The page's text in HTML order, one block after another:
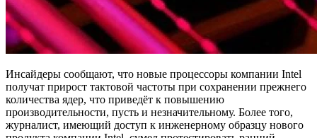
Инсайдеры сообщают, что новые процессоры компании Intel
получат прирост тактовой частоты при сохранении прежнего
количества ядер, что приведёт к повышению
производительности, пусть и незначительному. Более того,
журналист, имеющий доступ к инженерному образцу нового